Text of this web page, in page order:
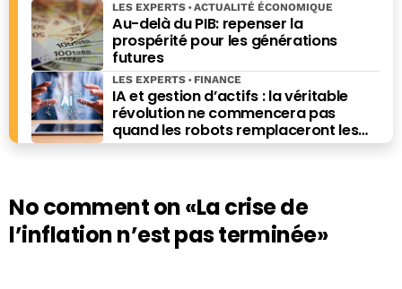
Au-delà du PIB: repenser la
prospérité pour les générations
futures
LES EXPERTS ACTUALITÉ ÉCONOMIQUE
IA et gestion d’actifs : la véritable
révolution ne commencera pas
quand les robots remplaceront les
financiers. Elle commencera quand ils
LES EXPERTS FINANCE
No comment on«La crise de
l’inflation n’est pas terminée»